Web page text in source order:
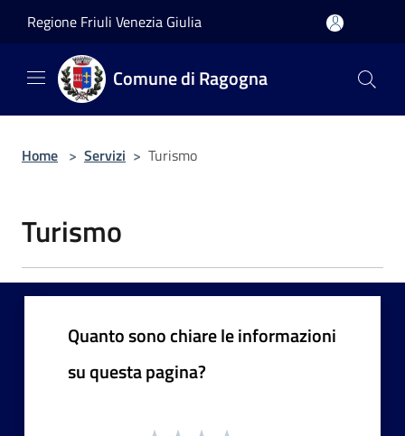
Regione Friuli Venezia Giulia
Comune di Ragogna
Home > Servizi > Turismo
Turismo
Quanto sono chiare le informazioni
su questa pagina?